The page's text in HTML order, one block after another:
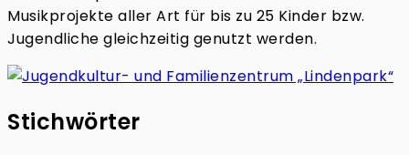
Musikprojekte aller Art für bis zu 25 Kinder bzw.
Jugendliche gleichzeitig genutzt werden.
Stichwörter